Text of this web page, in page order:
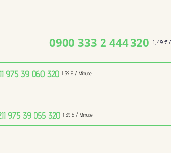
0900 333 2 444320 1,49 €
975 39 060 320 1,39 € / Minute
975 39 055 320 1,39 € / Minute